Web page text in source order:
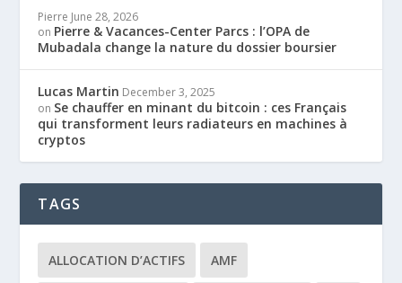
Pierre June 28, 2026
on Pierre & Vacances-Center Parcs : l’OPA de
Mubadala change la nature du dossier boursier
Lucas Martin December 3, 2025
on Se chauffer en minant du bitcoin : ces Français
qui transforment leurs radiateurs en machines à
cryptos
TAGS
ALLOCATION D’ACTIFS AMF